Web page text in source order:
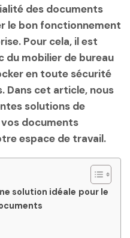
des documents
le bon fonctionnement
Pour cela, il est
du mobilier de bureau
en toute sécurité
Dans cet article, nous
solutions de
documents
espace de travail.
solution idéale pour le